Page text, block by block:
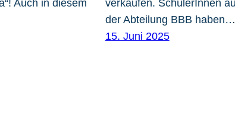
Auch in diesem
verkaufen. SchülerInnen
der Abteilung BBB haben…
15. Juni 2025